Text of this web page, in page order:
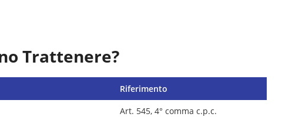
Trattenere?
Riferimento
Art. 545, 4° comma c.p.c.